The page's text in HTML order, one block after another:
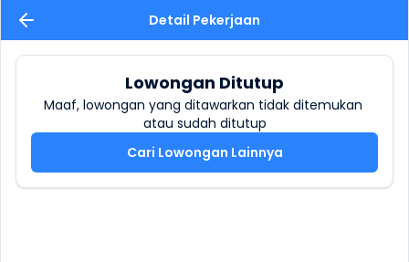
Detail Pekerjaan
Lowongan Ditutup
Maaf, lowongan yang ditawarkan tidak ditemukan
atau sudah ditutup
Cari Lowongan Lainnya